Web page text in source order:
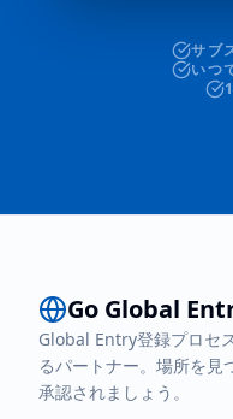
サブ
いつ
Go Global
Global Entry登録プロセ
るパートナー。場所を見
承認されましょう。